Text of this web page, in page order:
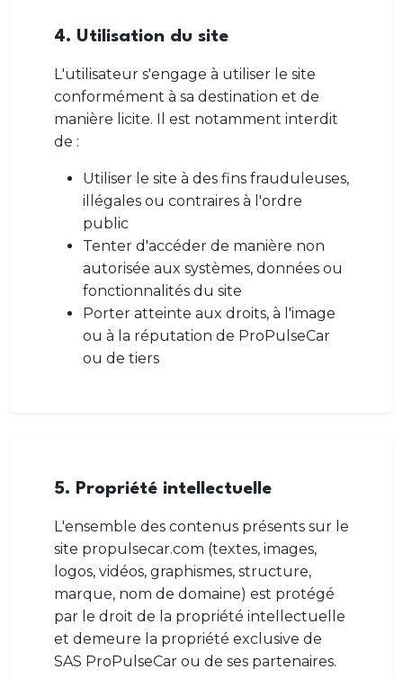
4. Utilisation du site
L'utilisateur s'engage à utiliser le site
conformément à sa destination et de
manière licite. Il est notamment interdit
de :
Utiliser le site à des fins frauduleuses,
illégales ou contraires à l'ordre
public
Tenter d'accéder de manière non
autorisée aux systèmes, données ou
fonctionnalités du site
Porter atteinte aux droits, à l'image
ou à la réputation de ProPulseCar
ou de tiers
5. Propriété intellectuelle
L'ensemble des contenus présents sur le
site propulsecar.com (textes, images,
logos, vidéos, graphismes, structure,
marque, nom de domaine) est protégé
par le droit de la propriété intellectuelle
et demeure la propriété exclusive de
SAS ProPulseCar ou de ses partenaires.